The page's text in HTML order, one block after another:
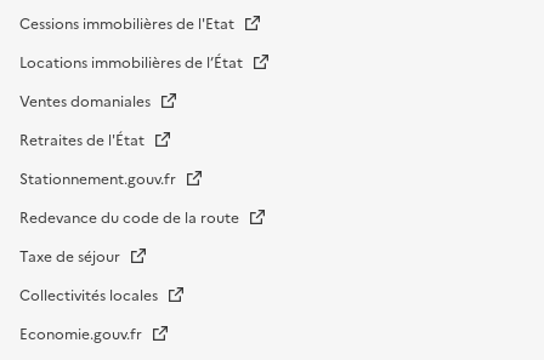
Cessions immobilières de l'Etat
Locations immobilières de l’État
Ventes domaniales
Retraites de l'État
Stationnement.gouv.fr
Redevance du code de la route
Taxe de séjour
Collectivités locales
Economie.gouv.fr